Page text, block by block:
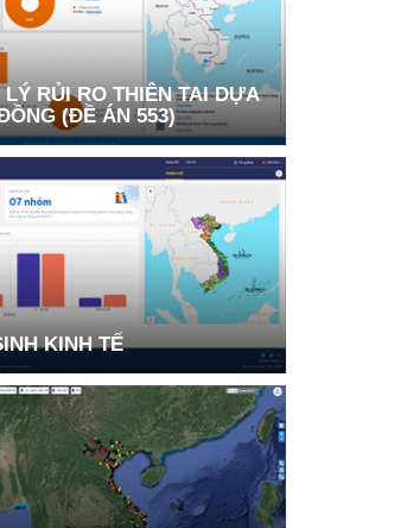
RỦI RO THIÊN TAI DỰA
(ĐỀ ÁN 553)
KINH TẾ